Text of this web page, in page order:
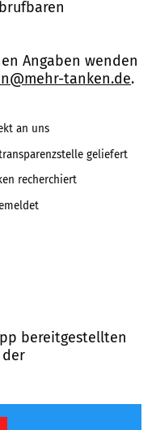
Angaben wenden
tanken.de.
an uns
geliefert
recherchiert
bereitgestellten